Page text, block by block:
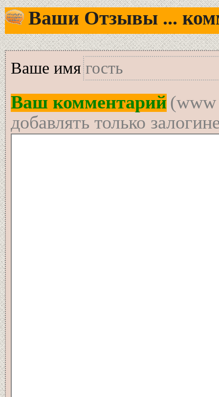
Ваши Отзывы ...
Вашe имя
Ваш комментарий
добавлять только